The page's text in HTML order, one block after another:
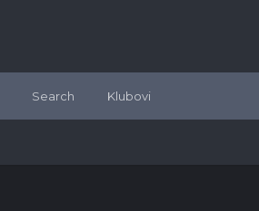
Search Klubovi